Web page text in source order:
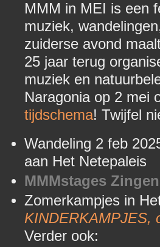
MMM in MEI is een
muziek,
zuiderse avond
25 jaar terug
muziek en
Naragonia op 2 mei
tijdschema! Twijfel
Wandeling 2 feb
aan Het Netepaleis
MMMstages
Zomerkampjes in
KINDERKAMPJES,
Verder ook: